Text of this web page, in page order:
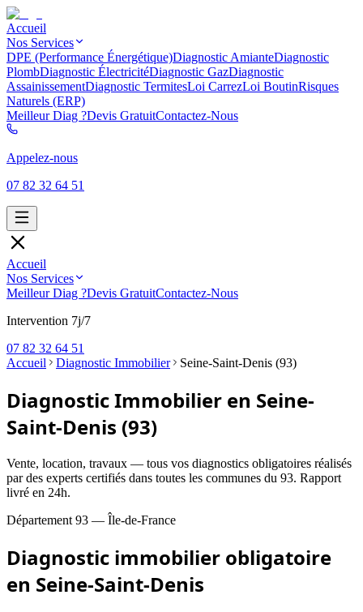
Accueil
Nos Services
DPE (Performance Énergétique)Diagnostic AmianteDiagnostic
PlombDiagnostic ÉlectricitéDiagnostic GazDiagnostic
AssainissementDiagnostic TermitesLoi CarrezLoi BoutinRisques
Naturels (ERP)
Meilleur Diag ?Devis GratuitContactez-Nous
Appelez-nous
07 82 32 64 51
Accueil
Nos Services
Meilleur Diag ?Devis GratuitContactez-Nous
Intervention 7j/7
07 82 32 64 51
Accueil
Diagnostic Immobilier Seine-Saint-Denis (93)
Diagnostic Immobilier en Seine-
Saint-Denis (93)
Vente, location, travaux — tous vos diagnostics obligatoires réalisés
par des experts certifiés dans toutes les communes du 93. Rapport
livré en 24h.
Département 93 — Île-de-France
Diagnostic immobilier obligatoire
en Seine-Saint-Denis